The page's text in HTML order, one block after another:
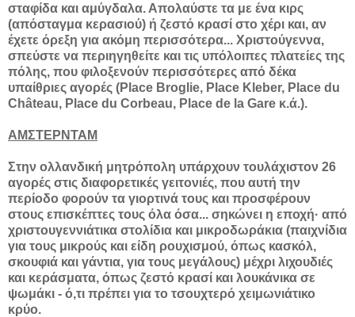
σταφίδα και αμύγδαλα. Απολαύστε τα με ένα κιρς
(απόσταγμα κερασιού) ή ζεστό κρασί στο χέρι και, αν
έχετε όρεξη για ακόμη περισσότερα... Χριστούγεννα,
σπεύστε να περιηγηθείτε και τις υπόλοιπες πλατείες της
πόλης, που φιλοξενούν περισσότερες από δέκα
υπαίθριες αγορές (Place Broglie, Place Kleber, Place du
Château, Place du Corbeau, Place de la Gare κ.ά.).
ΑΜΣΤΕΡΝΤΑΜ
Στην ολλανδική μητρόπολη υπάρχουν τουλάχιστον 26
αγορές στις διαφορετικές γειτονιές, που αυτή την
περίοδο φορούν τα γιορτινά τους και προσφέρουν
στους επισκέπτες τους όλα όσα... σηκώνει η εποχή· από
χριστουγεννιάτικα στολίδια και μικροδωράκια (παιχνίδια
για τους μικρούς και είδη ρουχισμού, όπως κασκόλ,
σκουφιά και γάντια, για τους μεγάλους) μέχρι λιχουδιές
και κεράσματα, όπως ζεστό κρασί και λουκάνικα σε
ψωμάκι - ό,τι πρέπει για το τσουχτερό χειμωνιάτικο
κρύο.